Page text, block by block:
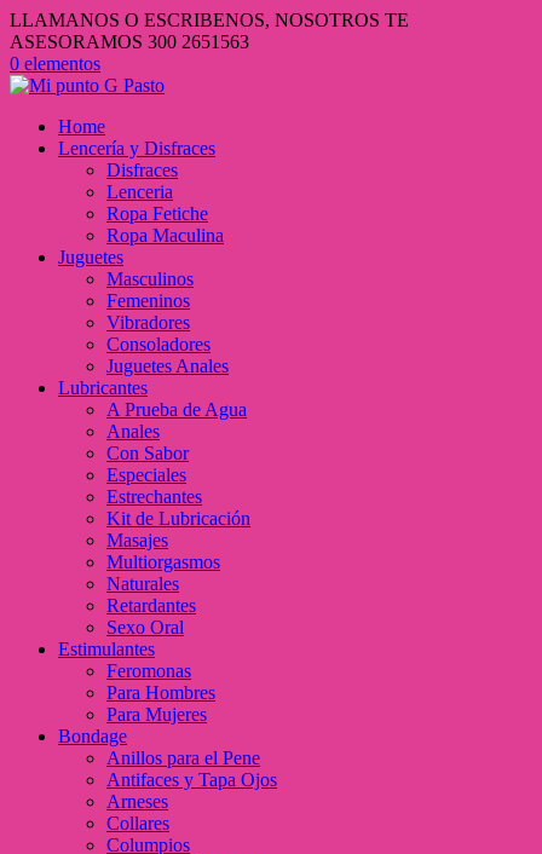
LLAMANOS O ESCRIBENOS, NOSOTROS TE
ASESORAMOS 300 2651563
0 elementos
Home
Lencería y Disfraces
Disfraces
Lenceria
Ropa Fetiche
Ropa Maculina
Juguetes
Masculinos
Femeninos
Vibradores
Consoladores
Juguetes Anales
Lubricantes
A Prueba de Agua
Anales
Con Sabor
Especiales
Estrechantes
Kit de Lubricación
Masajes
Multiorgasmos
Naturales
Retardantes
Sexo Oral
Estimulantes
Feromonas
Para Hombres
Para Mujeres
Bondage
Anillos para el Pene
Antifaces y Tapa Ojos
Arneses
Collares
Columpios